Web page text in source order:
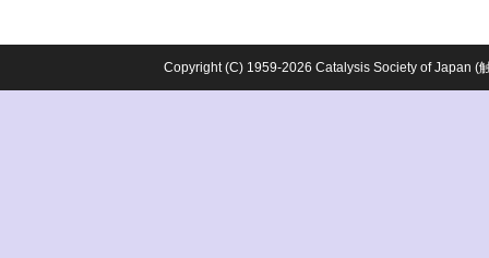
Copyright (C) 1959-2026 Catalysis Society of Japan (